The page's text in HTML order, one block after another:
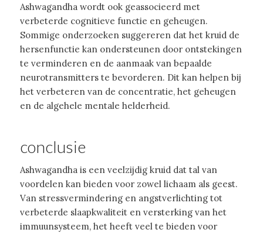
Ashwagandha wordt ook geassocieerd met
verbeterde cognitieve functie en geheugen.
Sommige onderzoeken suggereren dat het kruid de
hersenfunctie kan ondersteunen door ontstekingen
te verminderen en de aanmaak van bepaalde
neurotransmitters te bevorderen. Dit kan helpen bij
het verbeteren van de concentratie, het geheugen
en de algehele mentale helderheid.
conclusie
Ashwagandha is een veelzijdig kruid dat tal van
voordelen kan bieden voor zowel lichaam als geest.
Van stressvermindering en angstverlichting tot
verbeterde slaapkwaliteit en versterking van het
immuunsysteem, het heeft veel te bieden voor